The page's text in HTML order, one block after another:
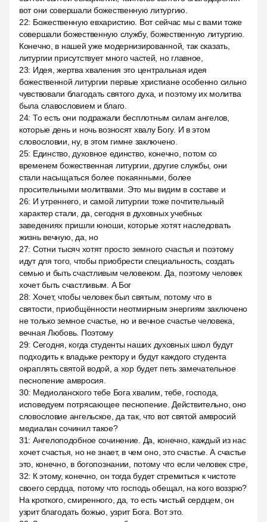
вот они совершали божественную литургию.
22: Божественную евхаристию. Вот сейчас мы с вами тоже
совершали божественную службу, божественную литургию.
Конечно, в нашей уже модернизированной, так сказать,
литургии присутствует много частей, но главное,
23: Идея, жертва хваления это центральная идея
божественной литургии первые христиане особенно сильно
чувствовали благодать святого духа, и поэтому их молитва
была славословием и благо.
24: То есть они подражали бесплотным силам ангелов,
которые день и ночь возносят хвалу Богу. И в этом
словословии, ну, в этом гимне заключено.
25: Единство, духовное единство, конечно, потом со
временем божественная литургии, другие службы, они
стали насыщаться более покаянными, более
просительными молитвами. Это мы видим в составе и
26: И утреннего, и самой литургии тоже почтительный
характер стали, да, сегодня в духовных учебных
заведениях пришли юноши, которые хотят наследовать
жизнь вечную, да, но
27: Сотни тысяч хотят просто земного счастья и поэтому
идут для того, чтобы приобрести специальность, создать
семью и быть счастливым человеком. Да, поэтому человек
хочет быть счастливым. А Бог
28: Хочет, чтобы человек был святым, потому что в
святости, приобщённости неотмирным энергиям заключено
не только земное счастье, но и вечное счастье человека,
вечная Любовь. Поэтому
29: Сегодня, когда студенты наших духовных школ будут
подходить к владыке ректору и будут каждого студента
окраплять святой водой, а хор будет петь замечательное
песнопение амвросия.
30: Медиоланского тебе Бога хвалим, тебе, господа,
исповедуем потрясающее песнопение. Действительно, оно
словословие ангельское, да так, что вот святой амвросий
медиалан сочинил такое?
31: Ангелоподобное сочинение. Да, конечно, каждый из нас
хочет счастья, но не знает, в чем оно, это счастье. А счастье
это, конечно, в богопознании, потому что если человек стре,
32: К этому, конечно, он тогда будет стремиться к чистоте
своего сердца, потому что господь обещал, на кого воззрю?
На кроткого, смиренного, да, то есть чистый сердцем, он
узрит благодать божью, узрит Бога. Вот это.